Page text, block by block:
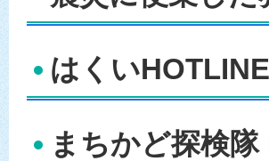
はくい
まちかど探検隊